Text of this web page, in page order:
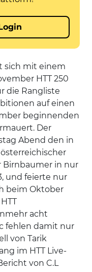
sich mit einem
HTT 250
die Rangliste
auf einen
beginnenden
Der
Abend den in
Birnbaumer in nur
und feierte nur
beim Oktober
acht
fehlen damit nur
von Tarik
im HTT Live-
von C.L